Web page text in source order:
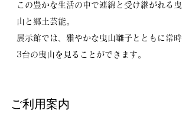
この豊かな生活の中で連綿と受け継がれる曳
山と郷土芸能。
​展示館では、雅やかな曳山囃子とともに常時
3台の曳山を見ることができます。
ご利用案内